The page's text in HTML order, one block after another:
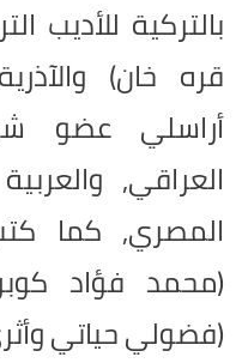
بالتركية للأديب
قره خان)
أراسلي عضو
العراقي,
المصري, كما
(محمد فؤاد
(فضولي حياتي